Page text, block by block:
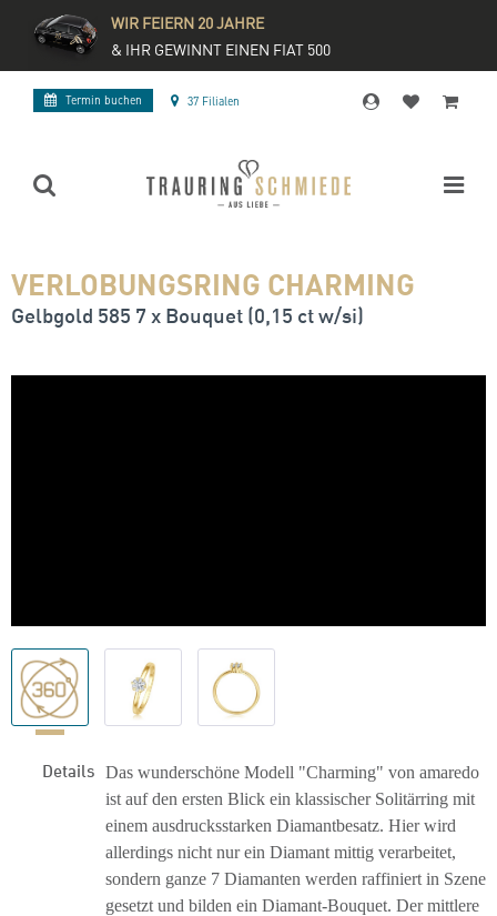
WIR FEIERN 20 JAHRE
& IHR GEWINNT EINEN FIAT 500
Termin buchen 37 Filialen
VERLOBUNGSRING CHARMING
Gelbgold 585 7 x Bouquet (0,15 ct w/si)
Details Das wunderschöne Modell "Charming" von amaredo
ist auf den ersten Blick ein klassischer Solitärring mit
einem ausdrucksstarken Diamantbesatz. Hier wird
allerdings nicht nur ein Diamant mittig verarbeitet,
sondern ganze 7 Diamanten werden raffiniert in Szene
gesetzt und bilden ein Diamant-Bouquet. Der mittlere